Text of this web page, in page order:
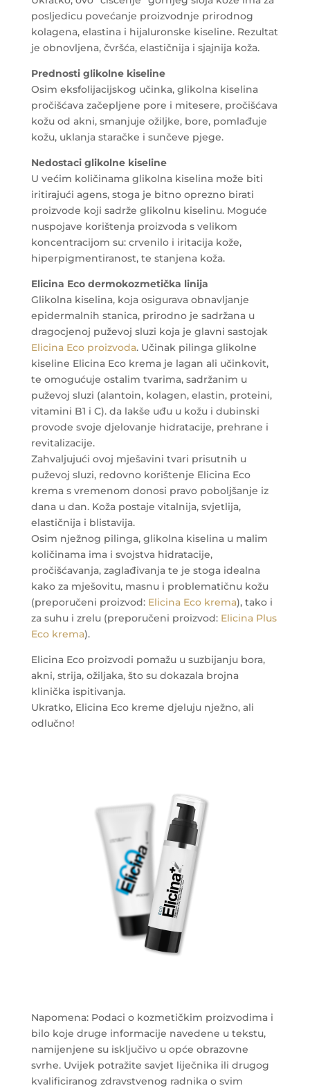
posljedicu povećanje proizvodnje prirodnog
kolagena, elastina i hijaluronske kiseline. Rezultat
je obnovljena, čvršća, elastičnija i sjajnija koža.
Prednosti glikolne kiseline
Osim eksfolijacijskog učinka, glikolna kiselina
pročišćava začepljene pore i mitesere, pročišćava
kožu od akni, smanjuje ožiljke, bore, pomlađuje
kožu, uklanja staračke i sunčeve pjege.
Nedostaci glikolne kiseline
U većim količinama glikolna kiselina može biti
iritirajući agens, stoga je bitno oprezno birati
proizvode koji sadrže glikolnu kiselinu. Moguće
nuspojave korištenja proizvoda s velikom
koncentracijom su: crvenilo i iritacija kože,
hiperpigmentiranost, te stanjena koža.
Elicina Eco dermokozmetička linija
Glikolna kiselina, koja osigurava obnavljanje
epidermalnih stanica, prirodno je sadržana u
dragocjenoj puževoj sluzi koja je glavni sastojak
Elicina Eco proizvoda. Učinak pilinga glikolne
kiseline Elicina Eco krema je lagan ali učinkovit,
te omogućuje ostalim tvarima, sadržanim u
puževoj sluzi (alantoin, kolagen, elastin, proteini,
vitamini B1 i C). da lakše uđu u kožu i dubinski
provode svoje djelovanje hidratacije, prehrane i
revitalizacije.
Zahvaljujući ovoj mješavini tvari prisutnih u
puževoj sluzi, redovno korištenje Elicina Eco
krema s vremenom donosi pravo poboljšanje iz
dana u dan. Koža postaje vitalnija, svjetlija,
elastičnija i blistavija.
Osim nježnog pilinga, glikolna kiselina u malim
količinama ima i svojstva hidratacije,
pročišćavanja, zaglađivanja te je stoga idealna
kako za mješovitu, masnu i problematičnu kožu
(preporučeni proizvod: Elicina Eco krema), tako i
za suhu i zrelu (preporučeni proizvod: Elicina Plus
Eco krema).
Elicina Eco proizvodi pomažu u suzbijanju bora,
akni, strija, ožiljaka, što su dokazala brojna
klinička ispitivanja.
Ukratko, Elicina Eco kreme djeluju nježno, ali
odlučno!
Napomena: Podaci o kozmetičkim proizvodima i
bilo koje druge informacije navedene u tekstu,
namijenjene su isključivo u opće obrazovne
svrhe. Uvijek potražite savjet liječnika ili drugog
kvalificiranog zdravstvenog radnika o svim